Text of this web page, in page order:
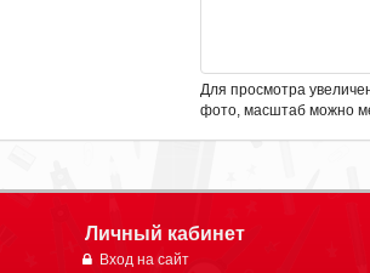
Для просмотра
фото, масштаб можно
Личный кабинет
Вход на сайт